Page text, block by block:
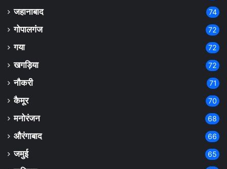
जहानाबाद 74
गोपालगंज 72
गया 72
खगड़िया 72
नौकरी 71
कैमूर 70
मनोरंजन 68
औरंगाबाद 66
जमुई 65